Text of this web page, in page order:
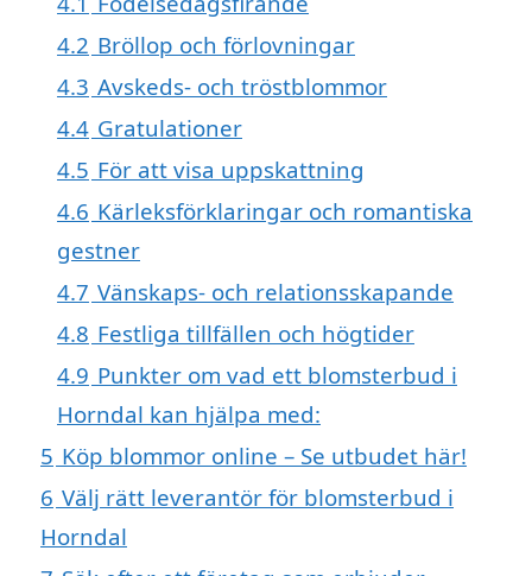
4.2 Bröllop och förlovningar
4.3 Avskeds- och tröstblommor
4.4 Gratulationer
4.5 För att visa uppskattning
4.6 Kärleksförklaringar och romantiska
gestner
4.7 Vänskaps- och relationsskapande
4.8 Festliga tillfällen och högtider
4.9 Punkter om vad ett blomsterbud i
Horndal kan hjälpa med:
5 Köp blommor online – Se utbudet här!
6 Välj rätt leverantör för blomsterbud i
Horndal